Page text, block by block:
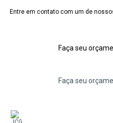
Entre em contato com um de
Faça seu
Faça seu